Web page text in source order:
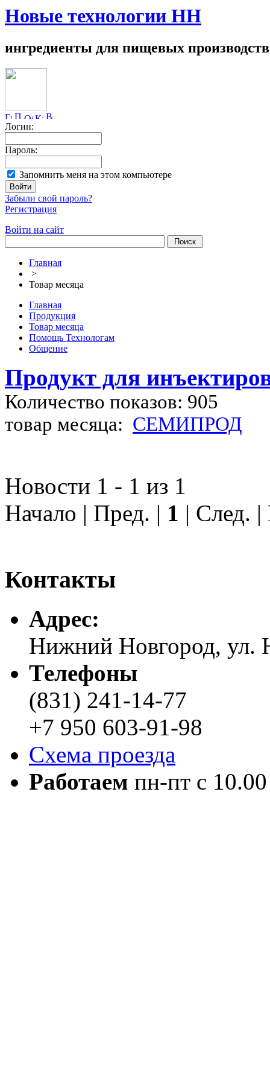
Новые технологии НН
ингредиенты для пищевых производств
Логин:
Пароль:
Запомнить меня на этом компьютере
Забыли свой пароль?
Регистрация
Войти на сайт
Главная
>
Товар месяца
Главная
Продукция
Товар месяца
Помощь Технологам
Общение
Продукт для
Количество показов: 905
товар месяца: СЕМИПРОД
Новости 1 - 1 из 1
Начало | Пред. | 1 | След.
Контакты
Адреc:
Нижний Новгород, ул.
Телефоны
(831) 241-14-77
+7 950 603-91-98
Схема проезда
Работаем пн-пт с